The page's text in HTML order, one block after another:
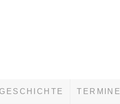
GESCHICHTE TERMINE